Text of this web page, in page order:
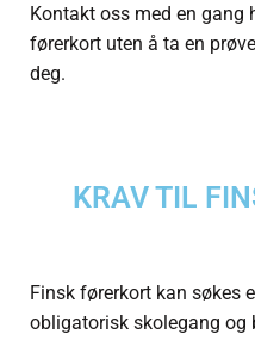
Kontakt oss med en gang
førerkort uten å ta en
deg.
KRAV TIL
Finsk førerkort kan søkes
obligatorisk skolegang og